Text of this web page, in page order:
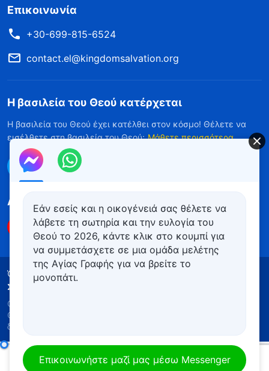
Επικοινωνία
+30-699-815-6524
contact.el@kingdomsalvation.org
Η βασιλεία του Θεού κατέρχεται
Η βασιλεία του Θεού έχει κατέλθει στον κόσμο! Θέλετε να
εισέλθετε στη βασιλεία του Θεού; Μάθετε περισσότερα
Επικοινωνήστε μαζί μας μέσω Messenger
Ακολουθήστε μας
Όροι Χρήσης
Πολιτική απορρήτου
Συντελεστές
Copyright © 2026
Θεού
δικαιώματος.
Εάν εσείς και η οικογένειά σας θέλετε να
λάβετε τη σωτηρία και την ευλογία του
Θεού το 2026, κάντε κλικ στο κουμπί για
να συμμετάσχετε σε μια ομάδα μελέτης
της Αγίας Γραφής για να βρείτε το
μονοπάτι.
Επικοινωνήστε μαζί μας μέσω Messenger